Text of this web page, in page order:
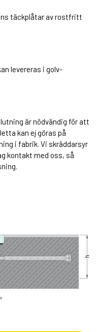
täckplåtar av rostfritt
levereras i golv-
är nödvändig för att
kan ej göras på
i fabrik. Vi skräddarsyr
kontakt med oss, så